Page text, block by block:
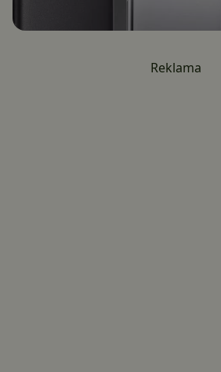
Reklama